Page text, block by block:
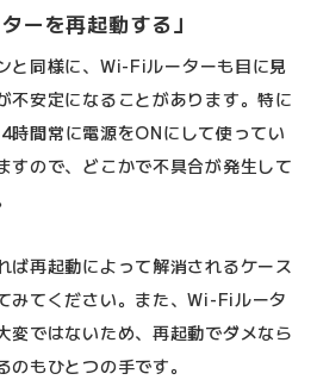
ーを再起動する」
と同様に、Wi-Fiルーターも目に見
不安定になることがあります。特に
間常に電源をONにして使ってい
すので、どこかで不具合が発生して
ば再起動によって解消されるケース
みてください。また、Wi-Fiルータ
変ではないため、再起動でダメなら
もひとつの手です。